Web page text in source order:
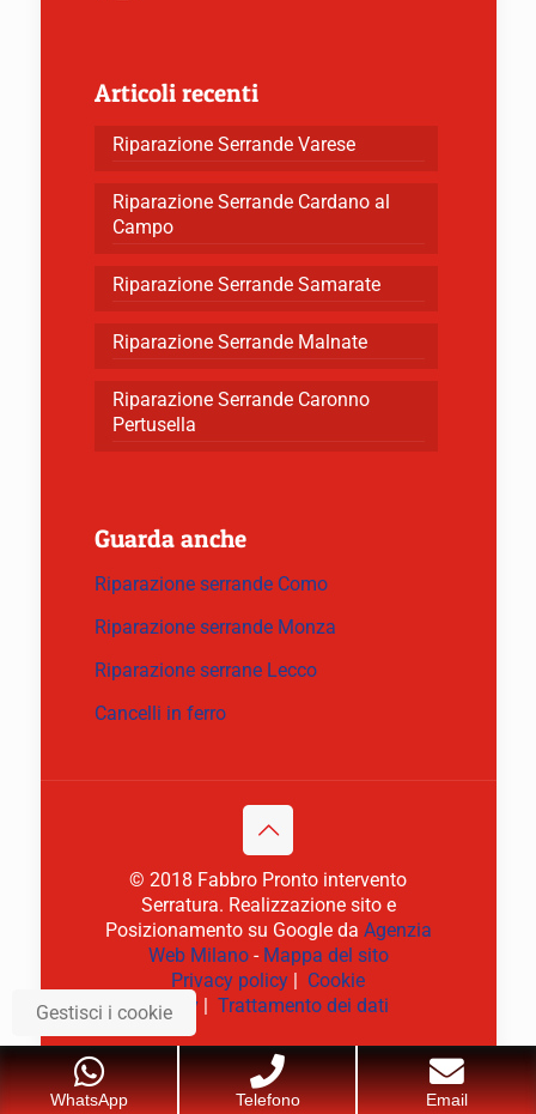
Articoli recenti
Riparazione Serrande Varese
Riparazione Serrande Cardano al
Campo
Riparazione Serrande Samarate
Riparazione Serrande Malnate
Riparazione Serrande Caronno
Pertusella
Guarda anche
Riparazione serrande Como
Riparazione serrande Monza
Riparazione serrane Lecco
Cancelli in ferro
© 2018 Fabbro Pronto intervento
Serratura. Realizzazione sito e
Posizionamento su Google da Agenzia
Web Milano- Mappa del sito
Privacy policy | Cookie
policy| Trattamento dei dati
WhatsApp Telefono Email
Gestisci i cookie